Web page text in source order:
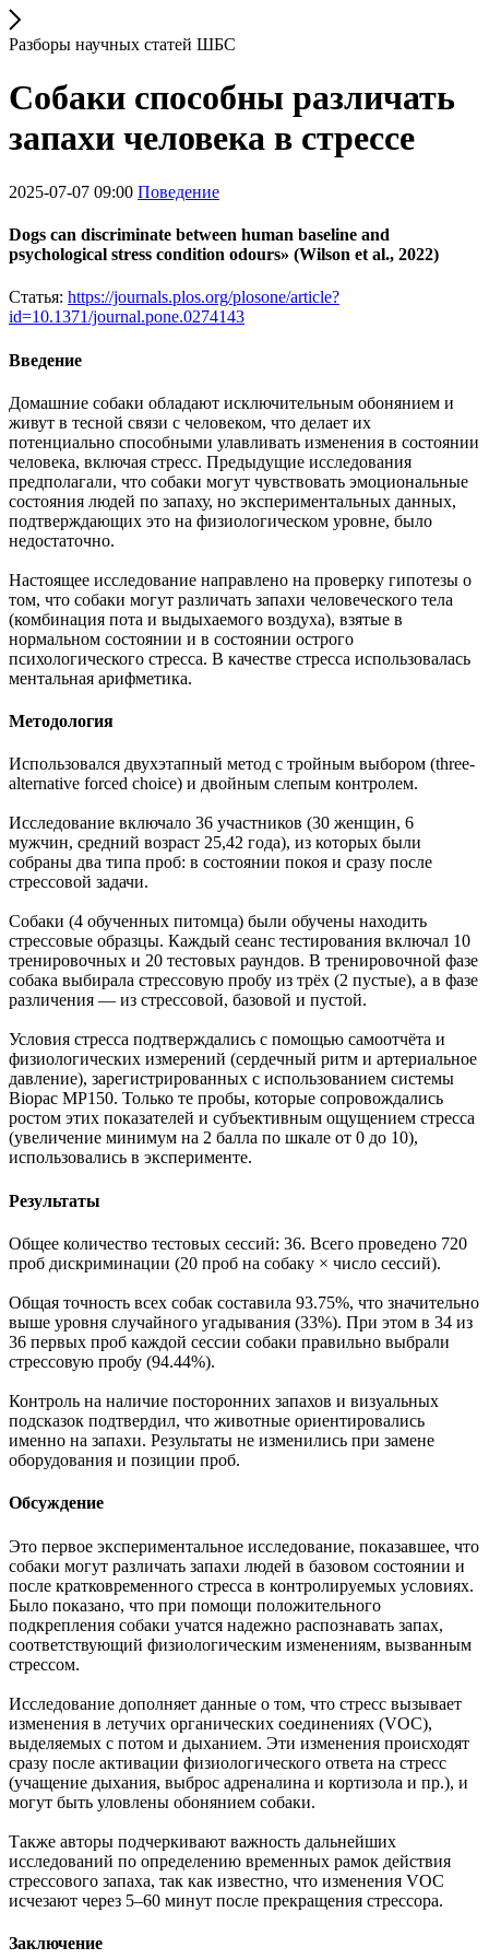
Разборы научных статей ШБС
Собаки способны различать
запахи человека в стрессе
2025-07-07 09:00 Поведение
Dogs can discriminate between human baseline and
psychological stress condition odours» (Wilson et al., 2022)
Статья: https://journals.plos.org/plosone/article?
id=10.1371/journal.pone.0274143
Введение
Домашние собаки обладают исключительным обонянием и
живут в тесной связи с человеком, что делает их
потенциально способными улавливать изменения в состоянии
человека, включая стресс. Предыдущие исследования
предполагали, что собаки могут чувствовать эмоциональные
состояния людей по запаху, но экспериментальных данных,
подтверждающих это на физиологическом уровне, было
недостаточно.
Настоящее исследование направлено на проверку гипотезы о
том, что собаки могут различать запахи человеческого тела
(комбинация пота и выдыхаемого воздуха), взятые в
нормальном состоянии и в состоянии острого
психологического стресса. В качестве стресса использовалась
ментальная арифметика.
Методология
Использовался двухэтапный метод с тройным выбором (three-
alternative forced choice) и двойным слепым контролем.
Исследование включало 36 участников (30 женщин, 6
мужчин, средний возраст 25,42 года), из которых были
собраны два типа проб: в состоянии покоя и сразу после
стрессовой задачи.
Собаки (4 обученных питомца) были обучены находить
стрессовые образцы. Каждый сеанс тестирования включал 10
тренировочных и 20 тестовых раундов. В тренировочной фазе
собака выбирала стрессовую пробу из трёх (2 пустые), а в фазе
различения — из стрессовой, базовой и пустой.
Условия стресса подтверждались с помощью самоотчёта и
физиологических измерений (сердечный ритм и артериальное
давление), зарегистрированных с использованием системы
Biopac MP150. Только те пробы, которые сопровождались
ростом этих показателей и субъективным ощущением стресса
(увеличение минимум на 2 балла по шкале от 0 до 10),
использовались в эксперименте.
Результаты
Общее количество тестовых сессий: 36. Всего проведено 720
проб дискриминации (20 проб на собаку × число сессий).
Общая точность всех собак составила 93.75%, что значительно
выше уровня случайного угадывания (33%). При этом в 34 из
36 первых проб каждой сессии собаки правильно выбрали
стрессовую пробу (94.44%).
Контроль на наличие посторонних запахов и визуальных
подсказок подтвердил, что животные ориентировались
именно на запахи. Результаты не изменились при замене
оборудования и позиции проб.
Обсуждение
Это первое экспериментальное исследование, показавшее, что
собаки могут различать запахи людей в базовом состоянии и
после кратковременного стресса в контролируемых условиях.
Было показано, что при помощи положительного
подкрепления собаки учатся надежно распознавать запах,
соответствующий физиологическим изменениям, вызванным
стрессом.
Исследование дополняет данные о том, что стресс вызывает
изменения в летучих органических соединениях (VOC),
выделяемых с потом и дыханием. Эти изменения происходят
сразу после активации физиологического ответа на стресс
(учащение дыхания, выброс адреналина и кортизола и пр.), и
могут быть уловлены обонянием собаки.
Также авторы подчеркивают важность дальнейших
исследований по определению временных рамок действия
стрессового запаха, так как известно, что изменения VOC
исчезают через 5–60 минут после прекращения стрессора.
Заключение